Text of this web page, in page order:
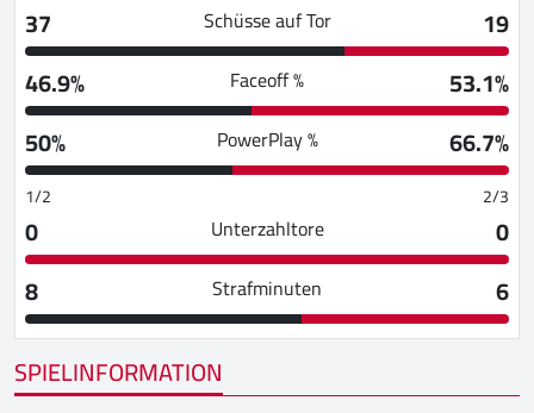
37
Schüsse auf Tor
19
46.9%
Faceoff %
53.1%
50%
PowerPlay % 66.7%
1/2 2/3
0 Unterzahltore
0
8
Strafminuten
6
SPIELINFORMATION